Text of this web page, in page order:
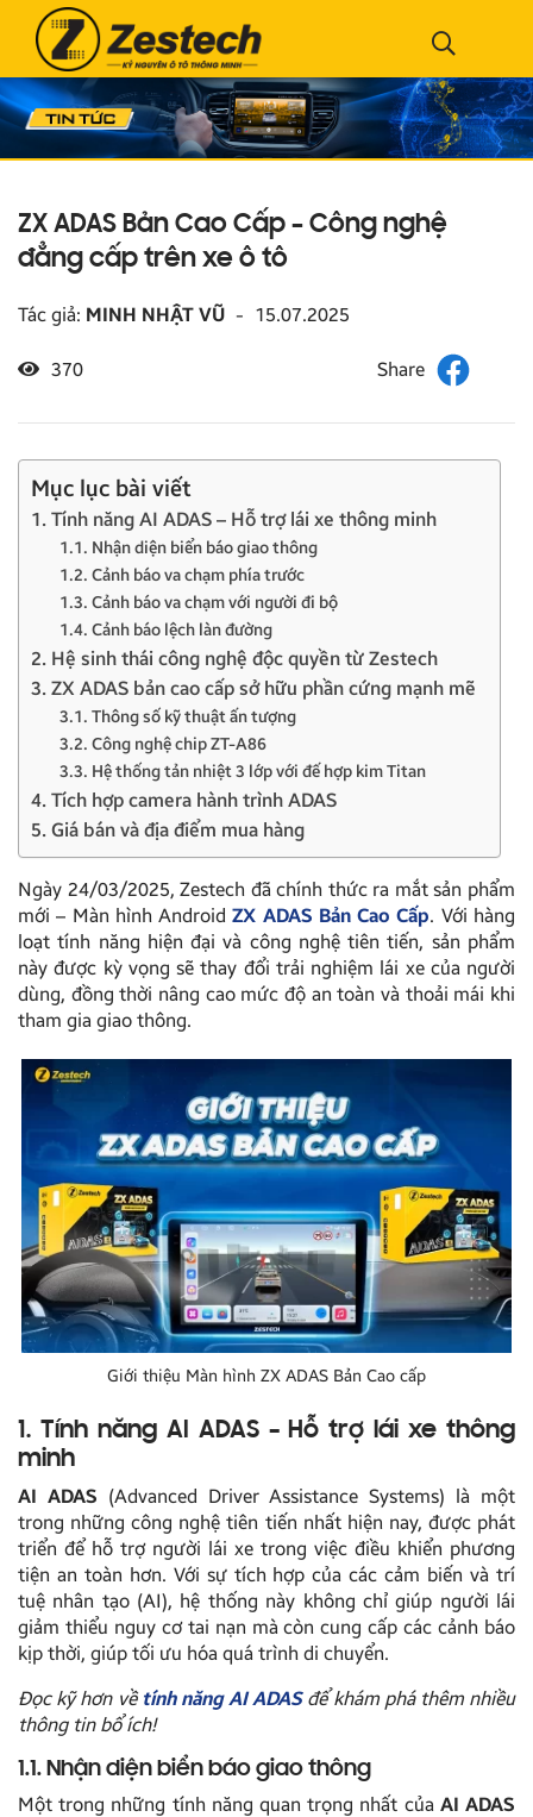
ZX ADAS Bản Cao Cấp – Công nghệ
đẳng cấp trên xe ô tô
Tác giả: MINH NHẬT VŨ - 15.07.2025
370
Mục lục bài viết
1. Tính năng AI ADAS – Hỗ trợ lái xe thông minh
1.1. Nhận diện biển báo giao thông
1.2. Cảnh báo va chạm phía trước
1.3. Cảnh báo va chạm với người đi bộ
1.4. Cảnh báo lệch làn đường
2. Hệ sinh thái công nghệ độc quyền từ Zestech
3. ZX ADAS bản cao cấp sở hữu phần cứng mạnh mẽ
3.1. Thông số kỹ thuật ấn tượng
3.2. Công nghệ chip ZT-A86
3.3. Hệ thống tản nhiệt 3 lớp với đế hợp kim Titan
4. Tích hợp camera hành trình ADAS
5. Giá bán và địa điểm mua hàng
Ngày 24/03/2025, Zestech đã chính thức ra mắt sản phẩm
mới – Màn hình AndroidZX ADAS Bản Cao Cấp. Với hàng
loạt tính năng hiện đại và công nghệ tiên tiến, sản phẩm
này được kỳ vọng sẽ thay đổi trải nghiệm lái xe của người
dùng, đồng thời nâng cao mức độ an toàn và thoải mái khi
tham gia giao thông.
Giới thiệu Màn hình ZX ADAS Bản Cao cấp
1. Tính năng AI ADAS – Hỗ trợ lái xe thông
minh
AI ADAS (Advanced Driver Assistance Systems) là một
trong những công nghệ tiên tiến nhất hiện nay, được phát
triển để hỗ trợ người lái xe trong việc điều khiển phương
tiện an toàn hơn. Với sự tích hợp của các cảm biến và trí
tuệ nhân tạo (AI), hệ thống này không chỉ giúp người lái
giảm thiểu nguy cơ tai nạn mà còn cung cấp các cảnh báo
kịp thời, giúp tối ưu hóa quá trình di chuyển.
Đọc kỹ hơn về tính năng AI ADASđể khám phá thêm nhiều
thông tin bổ ích!
1.1. Nhận diện biển báo giao thông
Một trong những tính năng quan trọng nhất của AI ADAS